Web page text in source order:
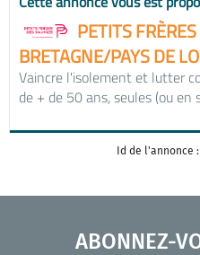
PETITS
BRETAGNE/PAYS DE
Vaincre l'isolement et lutter
de + de 50 ans, seules (ou
Id de l'annonce
ABONNEZ-